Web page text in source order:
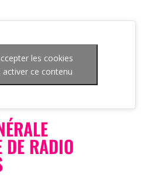
les cookies
ce contenu
DE RADIO